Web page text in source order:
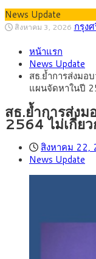
News Update
สิงหาคม 3, 2026
33.00-33.60 ติดตาม
สิงหาคม 1, 2026 “เอ
ศักยภาพ
ติดลายการ์ตูน กรมศุล
ใหญ่จากเยอรมนี
กรกฎาคม 27, 2026
2569) ซื้อขายในกรอ
สิงหาคม 5, 2026 ครม.
หน้ารถไฟฟ้าสงขลา โ
สิงหาคม 4, 2026 สธ.ชี้
รายหัวเพียง 2,618 บ
งานจริง
สิงหาคม 3, 2026 กรุง
33.00-33.60 ติดตาม
หน้าแรก
News Update
สธ.ย้ำการส่งม
แผนจัดหาในปี
สธ.ย้ำการส่ง
2564 ไม่เกี่ย
สิงหาคม 22,
News Update